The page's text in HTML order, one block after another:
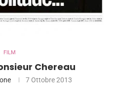
FILM
Chereau
7 Ottobre 2013